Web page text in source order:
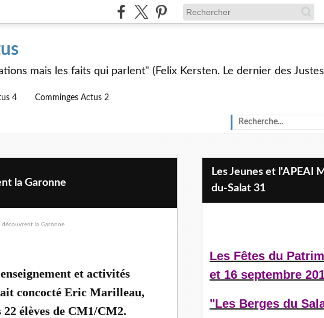
mais les faits qui parlent" (Felix Kersten. Le dernier des
4 Comminges Actus 2
la Garonne
et activités
concocté Eric Marilleau,
élèves de CM1/CM2.
Les Jeunes et l'APEAI Mazères-
du-Salat 31
Les Fêtes du
et 16 septembre
"Les Berges du